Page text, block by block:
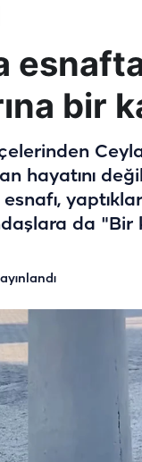
bir
hayatını
da "Bir